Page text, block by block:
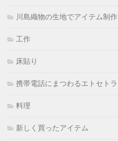
川島織物の生地でアイテム制作
工作
床貼り
携帯電話にまつわるエトセトラ
料理
新しく買ったアイテム